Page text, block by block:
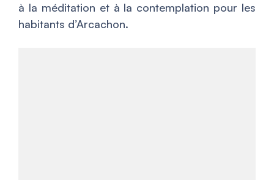
à la méditation et à la contemplation pour les
habitants d’Arcachon.